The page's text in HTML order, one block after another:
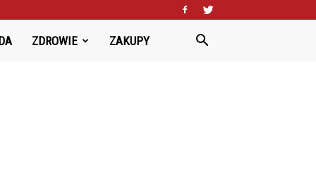
ZDROWIE ZAKUPY